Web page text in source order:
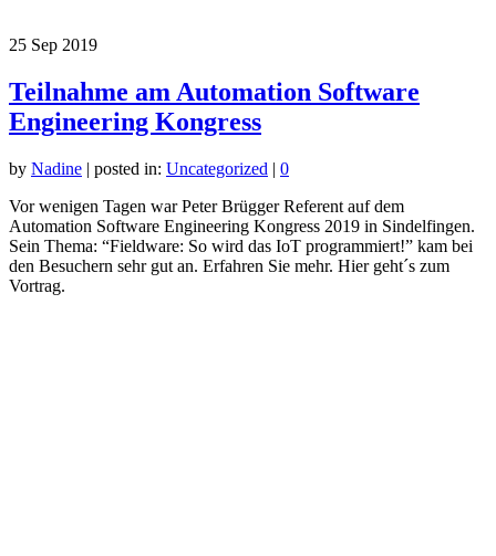
25 Sep 2019
Teilnahme am Automation Software
Engineering Kongress
by Nadine | posted in: Uncategorized | 0
Vor wenigen Tagen war Peter Brügger Referent auf dem
Automation Software Engineering Kongress 2019 in Sindelfingen.
Sein Thema: “Fieldware: So wird das IoT programmiert!” kam bei
den Besuchern sehr gut an. Erfahren Sie mehr. Hier geht´s zum
Vortrag.